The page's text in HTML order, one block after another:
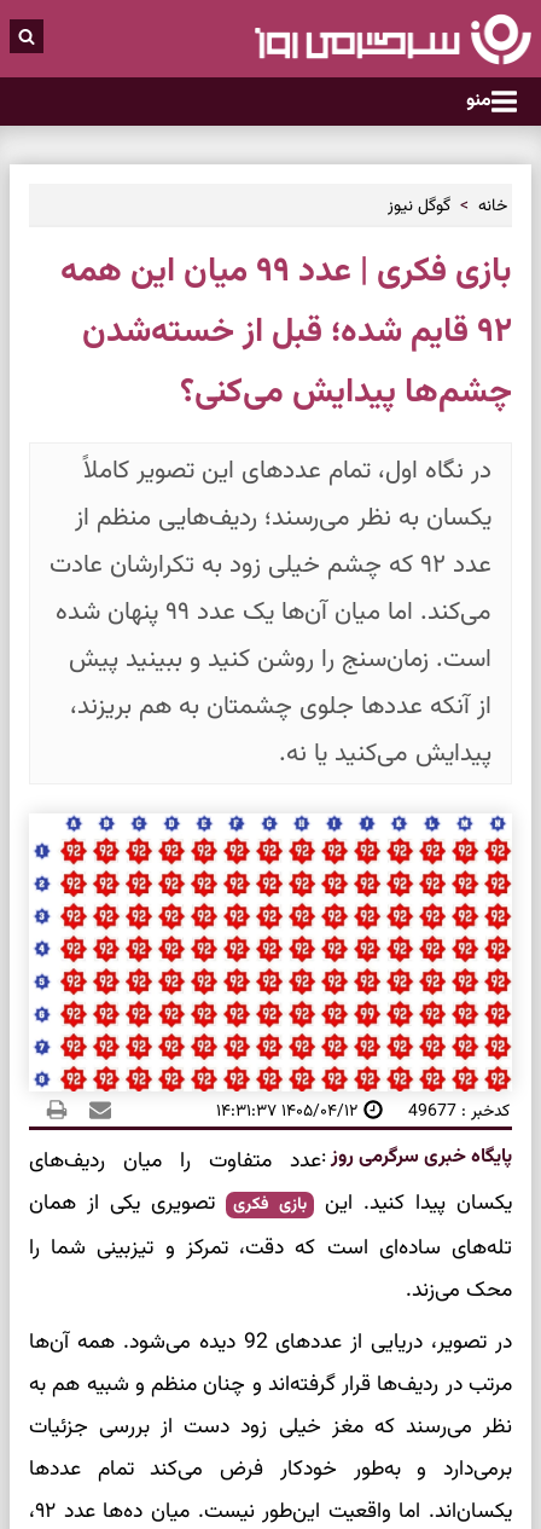
منو
خانه گوگل نیوز
بازی فکری | عدد ۹۹ میان این همه
۹۲ قایم شده؛ قبل از خسته‌شدن
چشم‌ها پیدایش می‌کنی؟
در نگاه اول، تمام عددهای این تصویر کاملاً
یکسان به نظر می‌رسند؛ ردیف‌هایی منظم از
عدد ۹۲ که چشم خیلی زود به تکرارشان عادت
می‌کند. اما میان آن‌ها یک عدد ۹۹ پنهان شده
است. زمان‌سنج را روشن کنید و ببینید پیش
از آنکه عددها جلوی چشمتان به هم بریزند،
پیدایش می‌کنید یا نه.
کدخبر : 49677 ۱۴۰۵/۰۴/۱۲ ۱۴:۳۱:۳۷
پایگاه خبری سرگرمی روز:عدد متفاوت را میان ردیف‌های
یکسان پیدا کنید. این
بازی فکری
تصویری یکی از همان
تله‌های ساده‌ای است که دقت، تمرکز و تیزبینی شما را
محک می‌زند.
در تصویر، دریایی از عددهای 92 دیده می‌شود. همه آن‌ها
مرتب در ردیف‌ها قرار گرفته‌اند و چنان منظم و شبیه هم به
نظر می‌رسند که مغز خیلی زود دست از بررسی جزئیات
برمی‌دارد و به‌طور خودکار فرض می‌کند تمام عددها
یکسان‌اند. اما واقعیت این‌طور نیست. میان ده‌ها عدد ۹۲،